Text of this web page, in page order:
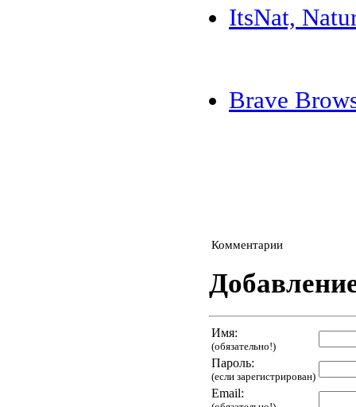
ItsNat,
Brave
Комментарии
Имя:
(обязательно!)
Пароль:
(если зарегистрирован)
Email: